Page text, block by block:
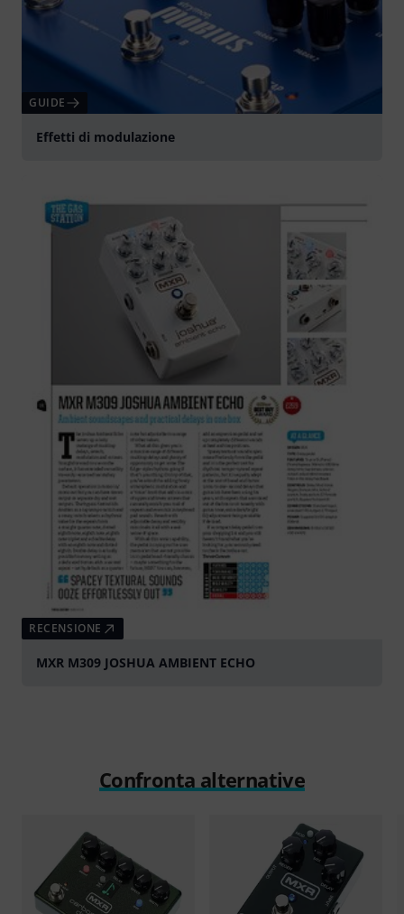
GUIDE
Effetti di modulazione
RECENSIONE
MXR M309 JOSHUA AMBIENT ECHO
Confronta alternative